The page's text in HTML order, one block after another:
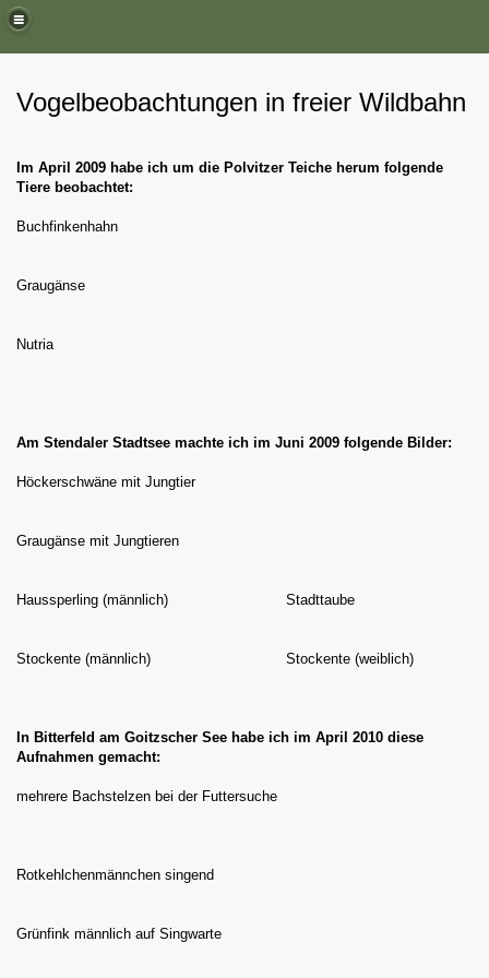
Vogelbeobachtungen in freier Wildbahn
Im April 2009 habe ich um die Polvitzer Teiche herum folgende
Tiere beobachtet:
Buchfinkenhahn
Graugänse
Nutria
Am Stendaler Stadtsee machte ich im Juni 2009 folgende Bilder:
Höckerschwäne mit Jungtier
Graugänse mit Jungtieren
Haussperling (männlich) Stadttaube
Stockente (männlich) Stockente (weiblich)
In Bitterfeld am Goitzscher See habe ich im April 2010 diese
Aufnahmen gemacht:
mehrere Bachstelzen bei der Futtersuche
Rotkehlchenmännchen singend
Grünfink männlich auf Singwarte